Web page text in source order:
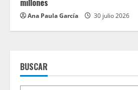
millones
Ana Paula García 30 julio 2026
BUSCAR